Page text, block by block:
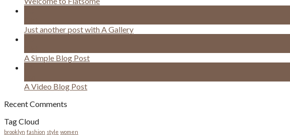
Just another post with A Gallery
A Simple Blog Post
A Video Blog Post
Recent Comments
Tag Cloud
brooklyn fashion style women